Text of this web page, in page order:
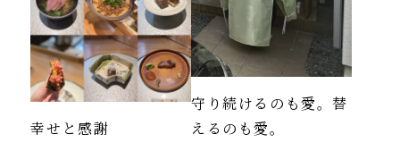
幸せと感謝
守り続けるのも愛。替
えるのも愛。